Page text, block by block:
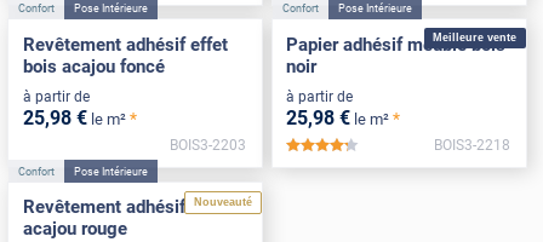
Confort Pose Intérieure
Revêtement adhésif effet
bois acajou foncé
à partir de
25,98 € le m² *
BOIS3-2203
Meilleure vente
Confort Pose Intérieure
Papier adhésif meuble bois
noir
à partir de
25,98 € le m² *
*****
BOIS3-2218
Nouveauté
Confort Pose Intérieure
Revêtement adhésif bois
acajou rouge